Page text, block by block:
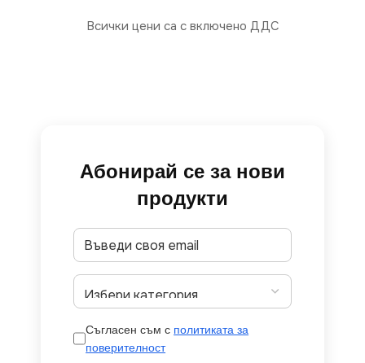
Всички цени са с включено ДДС
Абонирай се за нови
продукти
Съгласен съм с политиката за
поверителност